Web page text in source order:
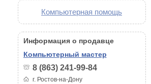
Компьютерная помощь
Информация о продавце
Компьютерный мастер
8 (863) 241-99-84
г. Ростов-на-Дону